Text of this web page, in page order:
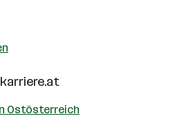
karriere.at
Ostösterreich